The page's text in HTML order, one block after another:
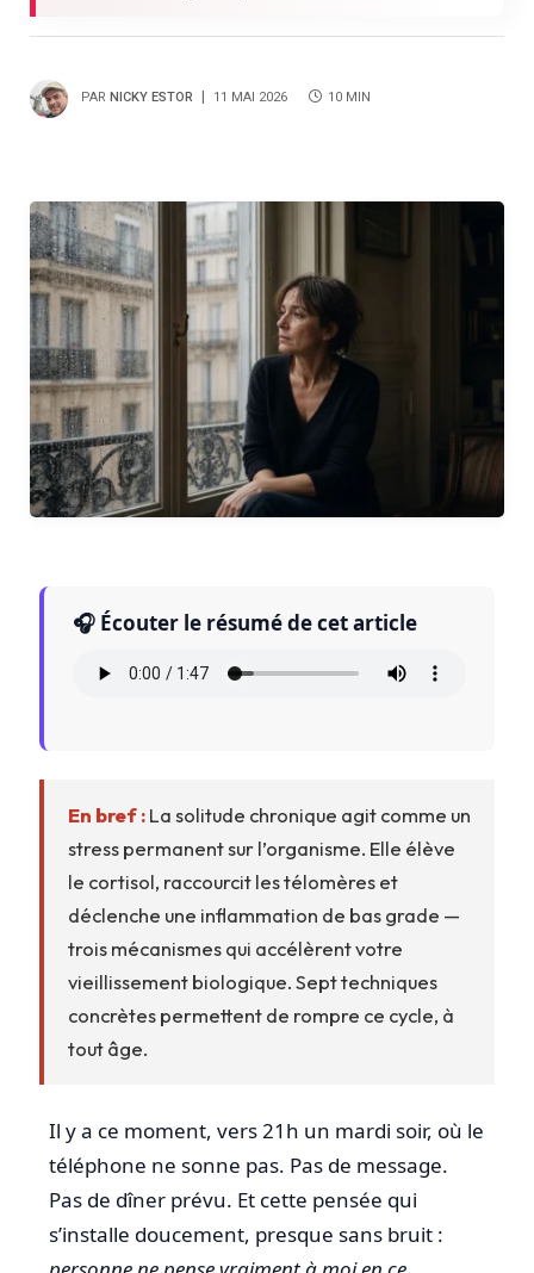
PAR NICKY ESTOR 11 MAI 2026 10 MIN
🎧 Écouter le résumé de cet article
En bref : La solitude chronique agit comme un
stress permanent sur l’organisme. Elle élève
le cortisol, raccourcit les télomères et
déclenche une inflammation de bas grade —
trois mécanismes qui accélèrent votre
vieillissement biologique. Sept techniques
concrètes permettent de rompre ce cycle, à
tout âge.
Il y a ce moment, vers 21h un mardi soir, où le
téléphone ne sonne pas. Pas de message.
Pas de dîner prévu. Et cette pensée qui
s’installe doucement, presque sans bruit :